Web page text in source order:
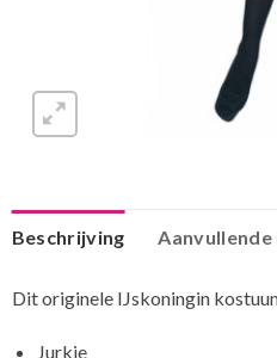
Beschrijving
Dit originele IJskoningin
Jurkje